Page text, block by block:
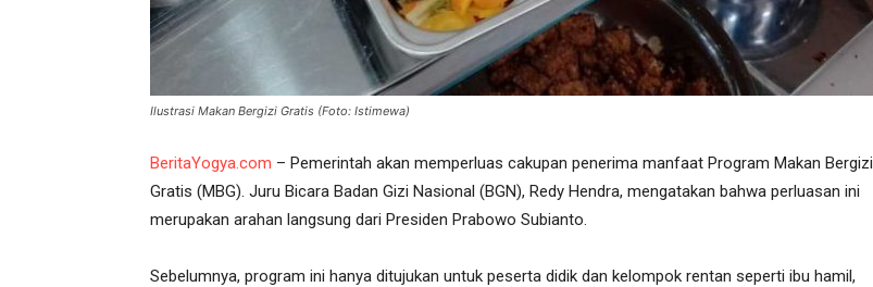
Ilustrasi Makan Bergizi Gratis (Foto: Istimewa)
BeritaYogya.com – Pemerintah akan memperluas cakupan penerima manfaat Program Makan Bergizi
Gratis (MBG). Juru Bicara Badan Gizi Nasional (BGN), Redy Hendra, mengatakan bahwa perluasan ini
merupakan arahan langsung dari Presiden Prabowo Subianto.
Sebelumnya, program ini hanya ditujukan untuk peserta didik dan kelompok rentan seperti ibu hamil,